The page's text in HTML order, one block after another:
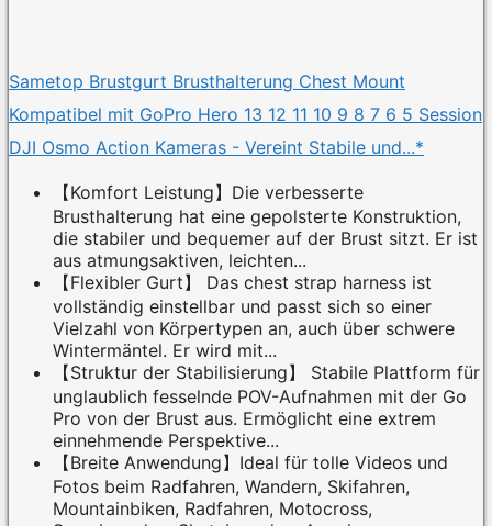
Sametop Brustgurt Brusthalterung Chest Mount
Kompatibel mit GoPro Hero 13 12 11 10 9 8 7 6 5 Session
DJI Osmo Action Kameras - Vereint Stabile und...*
【Komfort Leistung】Die verbesserte
Brusthalterung hat eine gepolsterte Konstruktion,
die stabiler und bequemer auf der Brust sitzt. Er ist
aus atmungsaktiven, leichten...
【Flexibler Gurt】 Das chest strap harness ist
vollständig einstellbar und passt sich so einer
Vielzahl von Körpertypen an, auch über schwere
Wintermäntel. Er wird mit...
【Struktur der Stabilisierung】 Stabile Plattform für
unglaublich fesselnde POV-Aufnahmen mit der Go
Pro von der Brust aus. Ermöglicht eine extrem
einnehmende Perspektive...
【Breite Anwendung】Ideal für tolle Videos und
Fotos beim Radfahren, Wandern, Skifahren,
Mountainbiken, Radfahren, Motocross,